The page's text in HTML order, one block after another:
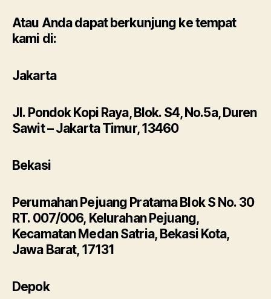
Atau Anda dapat berkunjung ke tempat
kami di:
Jakarta
Jl. Pondok Kopi Raya, Blok. S4, No.5a, Duren
Sawit – Jakarta Timur, 13460
Bekasi
Perumahan Pejuang Pratama Blok S No. 30
RT. 007/006, Kelurahan Pejuang,
Kecamatan Medan Satria, Bekasi Kota,
Jawa Barat, 17131
Depok